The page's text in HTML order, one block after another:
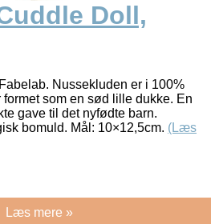
Doll,
Nussekluden er i 100%
som en sød lille dukke. En
gave til det nyfødte barn.
bomuld. Mål: 10×12,5cm. (Læs
Læs mere »